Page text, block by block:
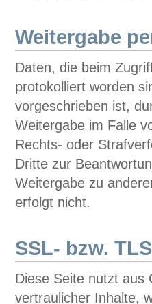
Weitergabe
Daten, die beim
protokolliert worden
vorgeschrieben ist,
Weitergabe im Falle
Rechts- oder
Dritte zur
Weitergabe zu
erfolgt nicht.
SSL- bzw.
Diese Seite nutzt aus
vertraulicher Inhalte,